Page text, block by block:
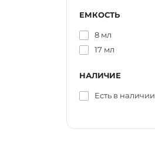
ЕМКОСТЬ
8 мл
17 мл
НАЛИЧИЕ
Есть в наличии